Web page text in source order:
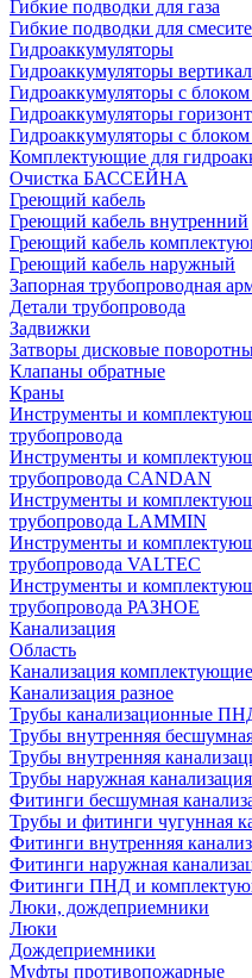
Гибкие подводки для газа
Гибкие подводки для
Гидроаккумуляторы
Гидроаккумуляторы
Гидроаккумуляторы с
Гидроаккумуляторы
Гидроаккумуляторы с
Комплектующие для
Очистка БАССЕЙНА
Греющий кабель
Греющий кабель внутренний
Греющий кабель
Греющий кабель наружный
Запорная трубопроводная
Детали трубопровода
Задвижки
Затворы дисковые
Клапаны обратные
Краны
Инструменты и
трубопровода
Инструменты и
трубопровода CANDAN
Инструменты и
трубопровода LAMMIN
Инструменты и
трубопровода VALTEC
Инструменты и
трубопровода РАЗНОЕ
Канализация
Область
Канализация комплектующие
Канализация разное
Трубы канализационные
Трубы внутренняя
Трубы внутренняя
Трубы наружная канализация
Фитинги бесшумная
Трубы и фитинги чугунная
Фитинги внутренняя
Фитинги наружная
Фитинги ПНД и
Люки, дождеприемники
Люки
Дождеприемники
Муфты противопожарные